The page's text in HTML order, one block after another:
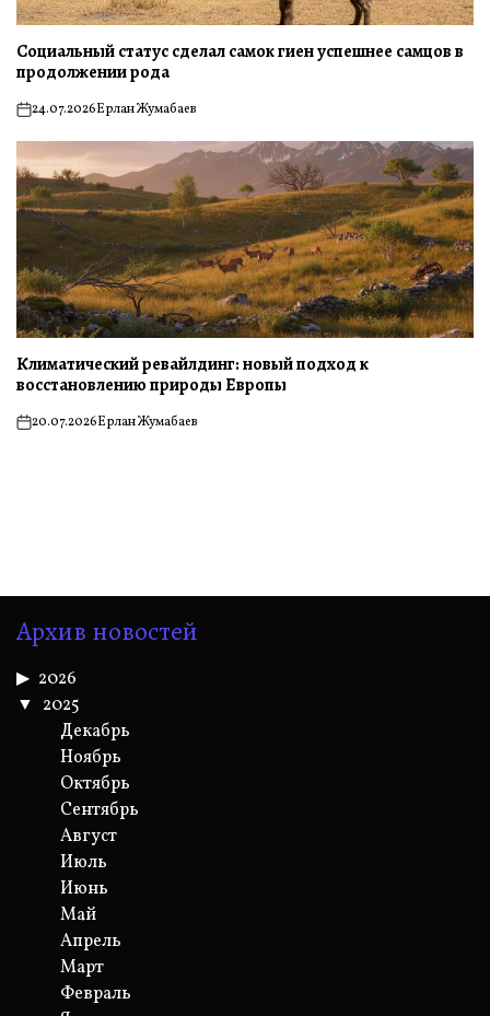
Социальный статус сделал самок гиен успешнее самцов в
продолжении рода
on24.07.2026Ерлан Жумабаев
Климатический ревайлдинг: новый подход к
восстановлению природы Европы
on20.07.2026Ерлан Жумабаев
Архив новостей
2026
2025
Декабрь
Ноябрь
Октябрь
Сентябрь
Август
Июль
Июнь
Май
Апрель
Март
Февраль